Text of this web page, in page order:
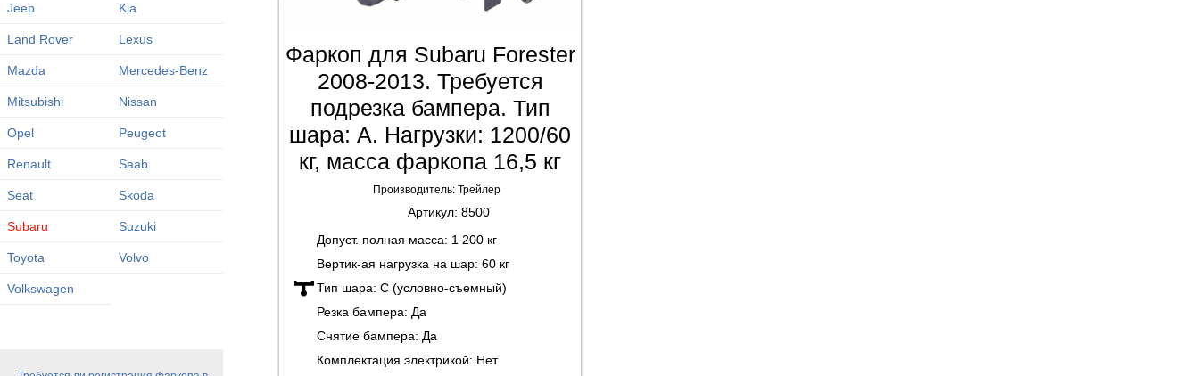
Jeep Kia
Land Rover Lexus
Mazda Mercedes-Benz
Mitsubishi Nissan
Opel Peugeot
Renault Saab
Seat Skoda
Subaru Suzuki
Toyota Volvo
Volkswagen
Фаркоп для Subaru Forester
2008-2013. Требуется
подрезка бампера. Тип
шара: A. Нагрузки: 1200/60
кг, масса фаркопа 16,5 кг
Производитель: Трейлер
Артикул: 8500
Допуст. полная масса: 1 200 кг
Вертик-ая нагрузка на шар: 60 кг
Тип шара: C (условно-съемный)
Резка бампера: Да
Снятие бампера: Да
Комплектация электрикой: Нет